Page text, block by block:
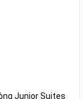
Junior Suites